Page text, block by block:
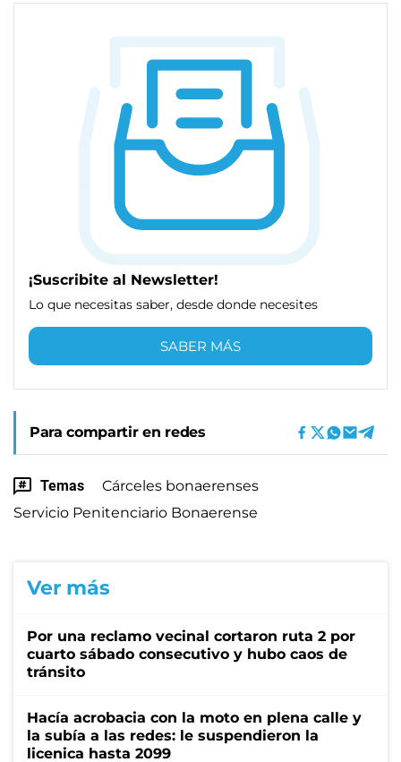
¡Suscribite al Newsletter!
Lo que necesitas saber, desde donde necesites
SABER MÁS
Para compartir en redes
Temas
Cárceles bonaerenses
Servicio Penitenciario Bonaerense
Ver más
Por una reclamo vecinal cortaron ruta 2 por
cuarto sábado consecutivo y hubo caos de
tránsito
Hacía acrobacia con la moto en plena calle y
la subía a las redes: le suspendieron la
licenica hasta 2099